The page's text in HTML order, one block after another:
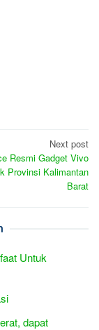
Next post
Resmi Gadget Vivo
Provinsi Kalimantan
Barat
Untuk
dapat